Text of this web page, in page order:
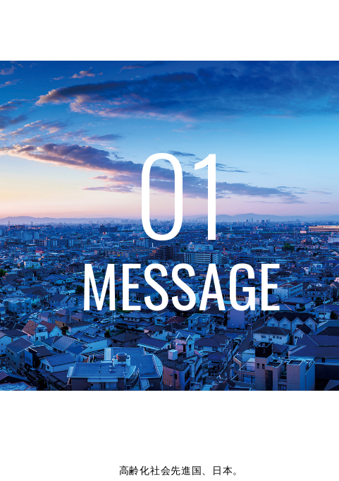
MESSAGE
高齢化社会先進国、日本。